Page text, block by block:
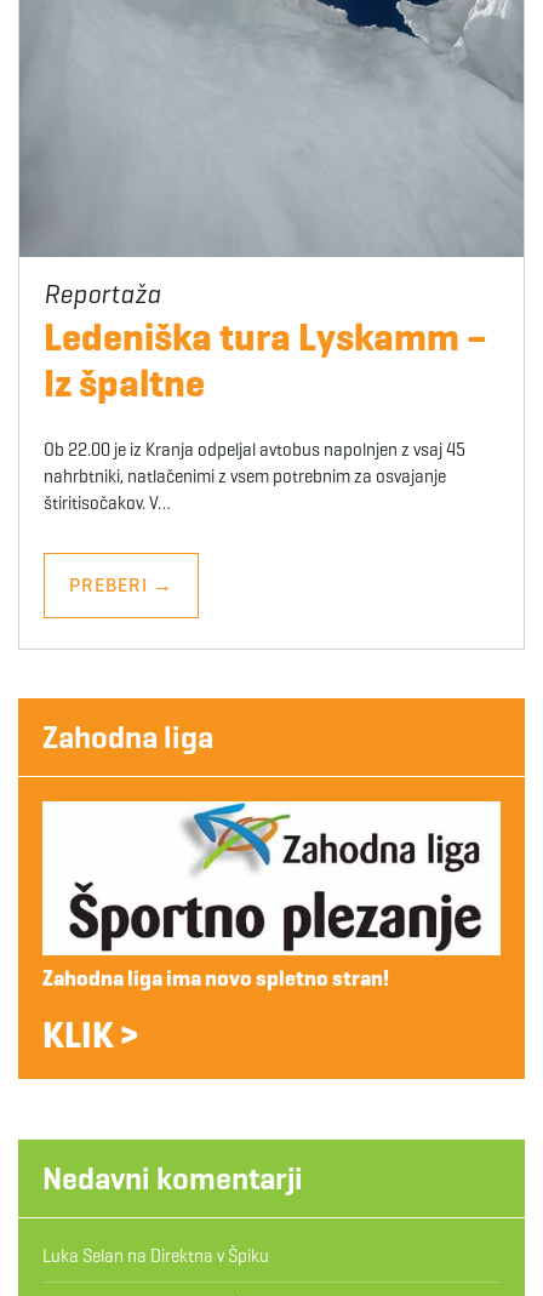
Ledeniška tura Lyskamm –
Iz špaltne
Ob 22.00 je iz Kranja odpeljal avtobus napolnjen z vsaj 45
nahrbtniki, natlačenimi z vsem potrebnim za osvajanje
štiritisočakov. V…
PREBERI →
Zahodna liga
Zahodna liga ima novo spletno stran!
KLIK >
Nedavni komentarji
Luka Selan na Direktna v Špiku